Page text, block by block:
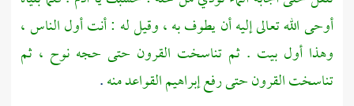
أوحى الله تعالى إليه أن يطوف به ، وقيل له : أنت أول الناس ،
وهذا أولبيت . ثم تناسخت القرون حتى حجه نوح ، ثم
تناسخت القرون حتى رفعإبراهيمالقواعد منه.